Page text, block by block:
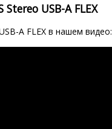
USB-A FLEX
A FLEX в нашем видео: